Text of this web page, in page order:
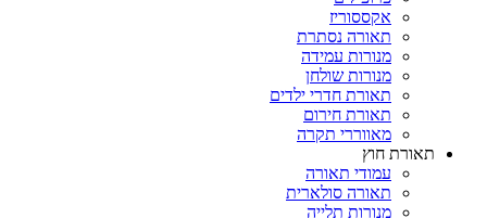
אקססוריז
תאורה נסתרת
מנורות עמידה
מנורות שולחן
תאורת חדרי ילדים
תאורת חירום
מאווררי תקרה
תאורת חוץ
עמודי תאורה
תאורה סולארית
מנורות תלייה